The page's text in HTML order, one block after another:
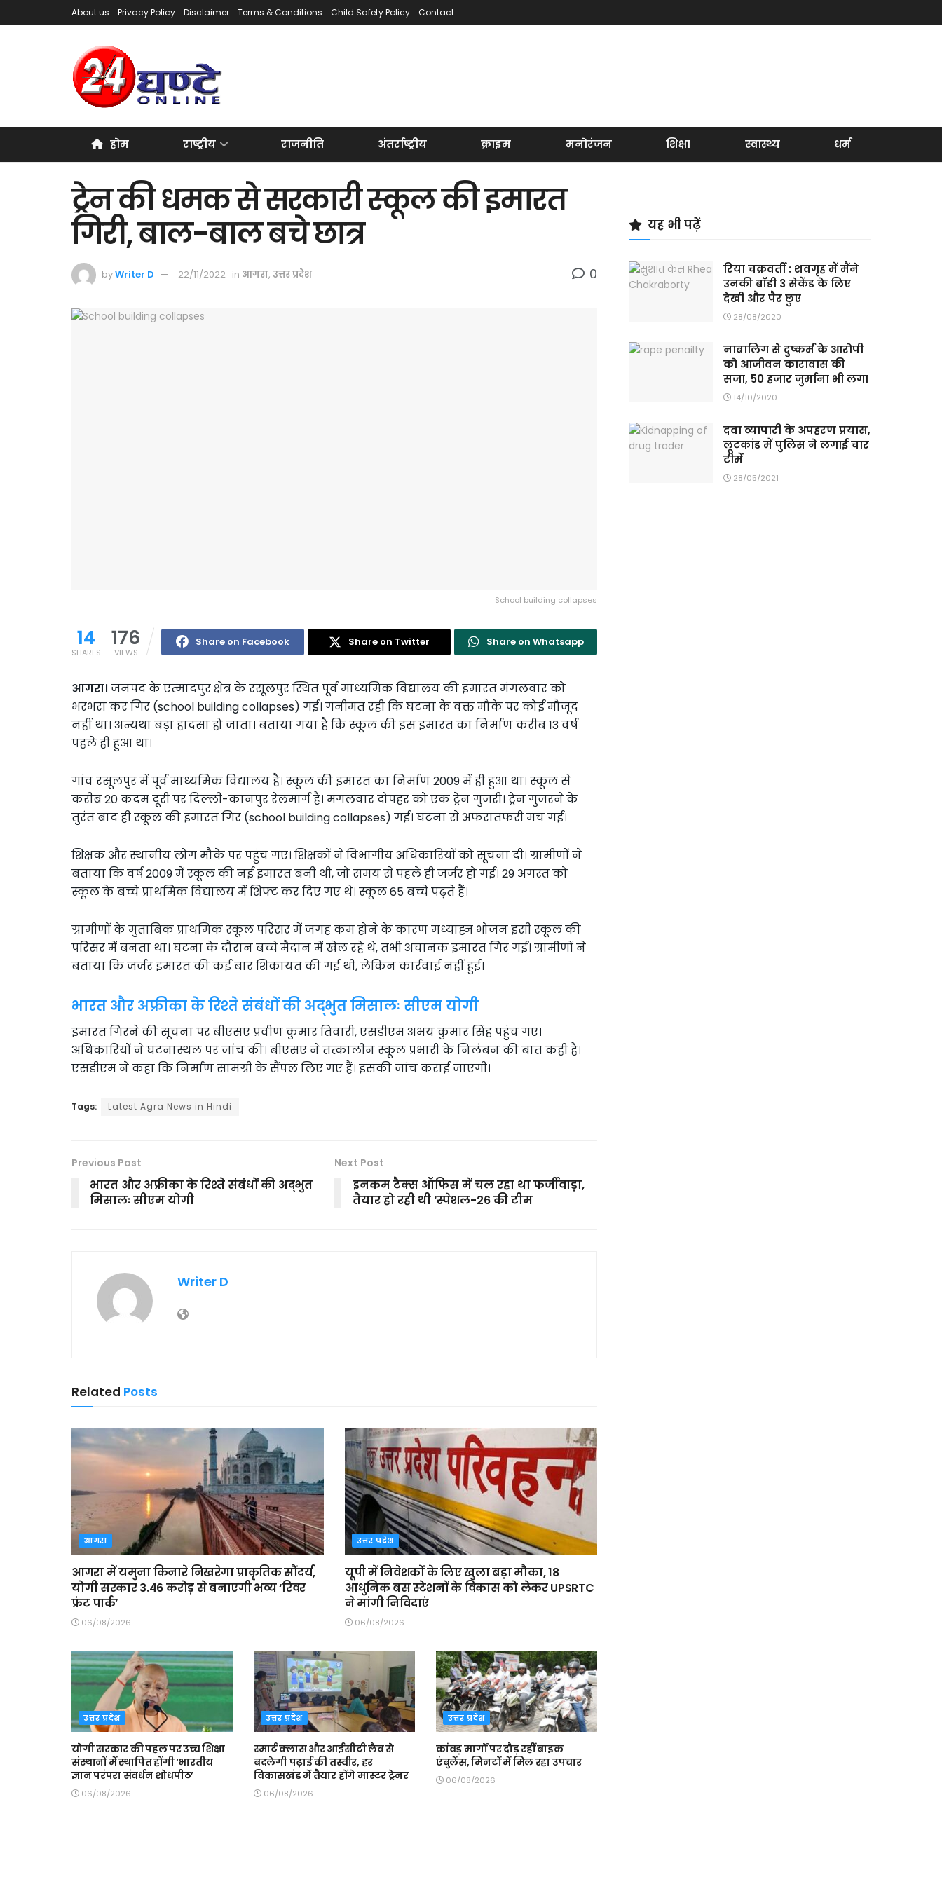
About us Privacy Policy Disclaimer Terms & Conditions Child Safety Policy Contact
होम राष्ट्रीय राजनीति अंतर्राष्ट्रीय क्राइम मनोरंजन शिक्षा स्वास्थ्य धर्म
ट्रेन की धमक से सरकारी स्कूल की इमारत
गिरी, बाल-बाल बचे छात्र
byWriter D 22/11/2022 in आगरा, उत्तर प्रदेश 0
School building collapses
14
SHARES
176
VIEWS
Share on Facebook Share on Twitter Share on Whatsapp
आगरा। जनपद के एत्मादपुर क्षेत्र के रसूलपुर स्थित पूर्व माध्यमिक विद्यालय की इमारत मंगलवार को
भरभरा कर गिर (school building collapses) गई। गनीमत रही कि घटना के वक्त मौके पर कोई मौजूद
नहीं था। अन्यथा बड़ा हादसा हो जाता। बताया गया है कि स्कूल की इस इमारत का निर्माण करीब 13 वर्ष
पहले ही हुआ था।
गांव रसूलपुर में पूर्व माध्यमिक विद्यालय है। स्कूल की इमारत का निर्माण 2009 में ही हुआ था। स्कूल से
करीब 20 कदम दूरी पर दिल्ली-कानपुर रेलमार्ग है। मंगलवार दोपहर को एक ट्रेन गुजरी। ट्रेन गुजरने के
तुरंत बाद ही स्कूल की इमारत गिर (school building collapses) गई। घटना से अफरातफरी मच गई।
शिक्षक और स्थानीय लोग मौके पर पहुंच गए। शिक्षकों ने विभागीय अधिकारियों को सूचना दी। ग्रामीणों ने
बताया कि वर्ष 2009 में स्कूल की नई इमारत बनी थी, जो समय से पहले ही जर्जर हो गई। 29 अगस्त को
स्कूल के बच्चे प्राथमिक विद्यालय में शिफ्ट कर दिए गए थे। स्कूल 65 बच्चे पढ़ते हैं।
ग्रामीणों के मुताबिक प्राथमिक स्कूल परिसर में जगह कम होने के कारण मध्याह्न भोजन इसी स्कूल की
परिसर में बनता था। घटना के दौरान बच्चे मैदान में खेल रहे थे, तभी अचानक इमारत गिर गई। ग्रामीणों ने
बताया कि जर्जर इमारत की कई बार शिकायत की गई थी, लेकिन कार्रवाई नहीं हुई।
भारत और अफ्रीका के रिश्ते संबंधों की अद्भुत मिसालः सीएम योगी
इमारत गिरने की सूचना पर बीएसए प्रवीण कुमार तिवारी, एसडीएम अभय कुमार सिंह पहुंच गए।
अधिकारियों ने घटनास्थल पर जांच की। बीएसए ने तत्कालीन स्कूल प्रभारी के निलंबन की बात कही है।
एसडीएम ने कहा कि निर्माण सामग्री के सैंपल लिए गए हैं। इसकी जांच कराई जाएगी।
Tags: Latest Agra News in Hindi
Previous Post
भारत और अफ्रीका के रिश्ते संबंधों की अद्भुत
मिसालः सीएम योगी
Next Post
इनकम टैक्स ऑफिस में चल रहा था फर्जीवाड़ा,
तैयार हो रही थी ‘स्पेशल-26 की टीम
Writer D
Related Posts
आगरा
आगरा में यमुना किनारे निखरेगा प्राकृतिक सौंदर्य,
योगी सरकार 3.46 करोड़ से बनाएगी भव्य ‘रिवर
फ्रंट पार्क’
06/08/2026
उत्तर प्रदेश
यूपी में निवेशकों के लिए खुला बड़ा मौका, 18
आधुनिक बस स्टेशनों के विकास को लेकर UPSRTC
ने मांगी निविदाएं
06/08/2026
उत्तर प्रदेश
योगी सरकार की पहल पर उच्च शिक्षा
संस्थानों में स्थापित होंगी ‘भारतीय
ज्ञान परंपरा संवर्धन शोधपीठ’
06/08/2026
उत्तर प्रदेश
स्मार्ट क्लास और आईसीटी लैब से
बदलेगी पढ़ाई की तस्वीर, हर
विकासखंड में तैयार होंगे मास्टर ट्रेनर
06/08/2026
उत्तर प्रदेश
कांवड़ मार्गों पर दौड़ रहीं बाइक
एंबुलेंस, मिनटों में मिल रहा उपचार
06/08/2026
यह भी पढ़ें
रिया चक्रवर्ती : शवगृह में मैंने
उनकी बॉडी 3 सेकेंड के लिए
देखी और पैर छुए
28/08/2020
नाबालिग से दुष्कर्म के आरोपी
को आजीवन कारावास की
सजा, 50 हजार जुर्माना भी लगा
14/10/2020
दवा व्यापारी के अपहरण प्रयास,
लूटकांड में पुलिस ने लगाई चार
टीमें
28/05/2021